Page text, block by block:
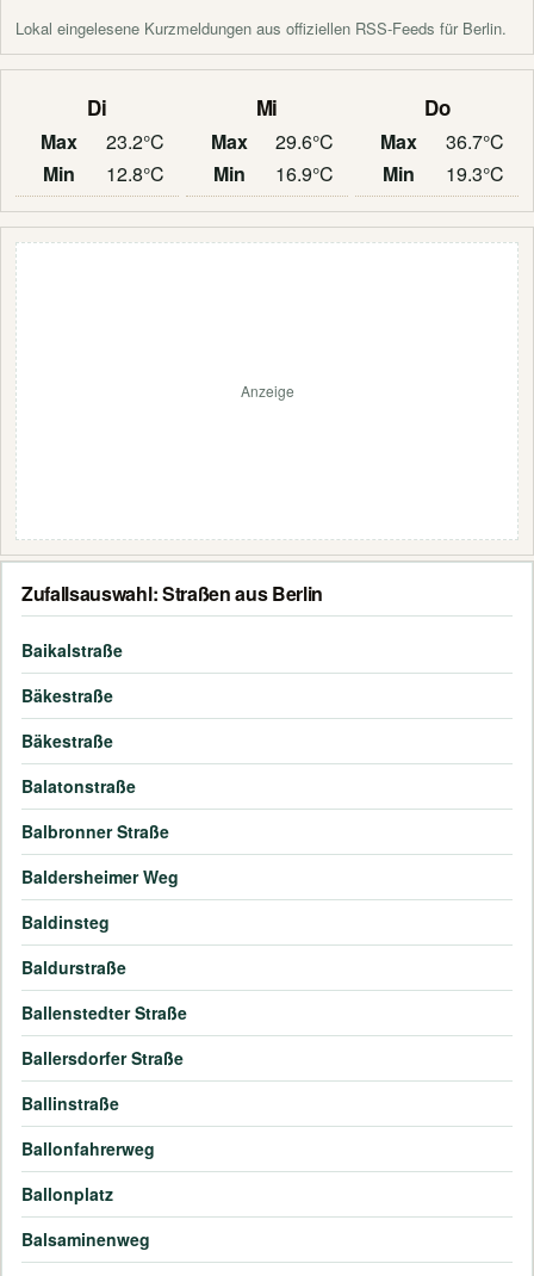
Lokal eingelesene Kurzmeldungen aus offiziellen RSS-Feeds für Berlin.
Di
Max
23.2°C
Min
12.8°C
Mi
Max
29.6°C
Min
16.9°C
Do
Max
36.7°C
Min
19.3°C
Anzeige
Zufallsauswahl: Straßen aus Berlin
Baikalstraße
Bäkestraße
Bäkestraße
Balatonstraße
Balbronner Straße
Baldersheimer Weg
Baldinsteg
Baldurstraße
Ballenstedter Straße
Ballersdorfer Straße
Ballinstraße
Ballonfahrerweg
Ballonplatz
Balsaminenweg